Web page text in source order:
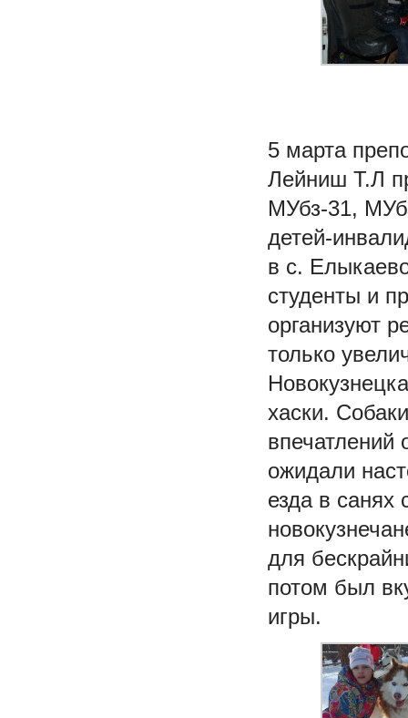
5 марта
Лейниш Т.Л
МУбз-31,
детей-
в с.
студенты и
организуют
только
хаски.
впечатлений
ожидали
езда в
для
потом был
игры.